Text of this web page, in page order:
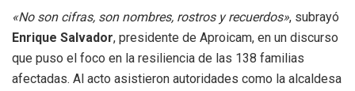
«No son cifras, son nombres, rostros y recuerdos», subrayó
Enrique Salvador, presidente de Aproicam, en un discurso
que puso el foco en la resiliencia de las 138 familias
afectadas. Al acto asistieron autoridades como la alcaldesa